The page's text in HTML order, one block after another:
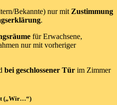
Bekannte) nur mit Zustimmung
.
für Erwachsene,
nur mit vorheriger
bei geschlossener Tür im Zimmer
(„Wir…“)